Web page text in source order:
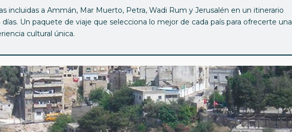
incluidas a Ammán, Mar Muerto, Petra, Wadi Rum y Jerusalén en un itinerario
días. Un paquete de viaje que selecciona lo mejor de cada país para ofrecerte una
cultural única.